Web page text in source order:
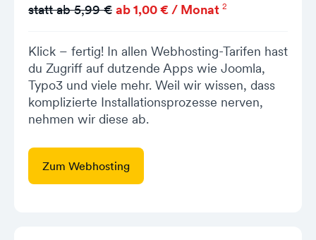
statt ab 5,99 € ab 1,00 € / Monat 2
Klick – fertig! In allen Webhosting-Tarifen hast
du Zugriff auf dutzende Apps wie Joomla,
Typo3 und viele mehr. Weil wir wissen, dass
komplizierte Installationsprozesse nerven,
nehmen wir diese ab.
Zum Webhosting